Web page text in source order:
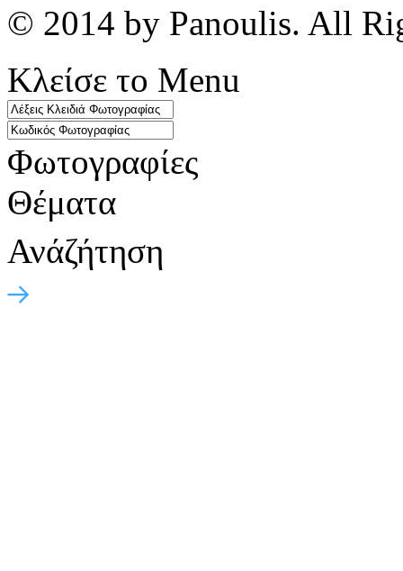
© 2014 by Panoulis. All
Κλείσε το Menu
Φωτογραφίες
Θέματα
Ανάζήτηση